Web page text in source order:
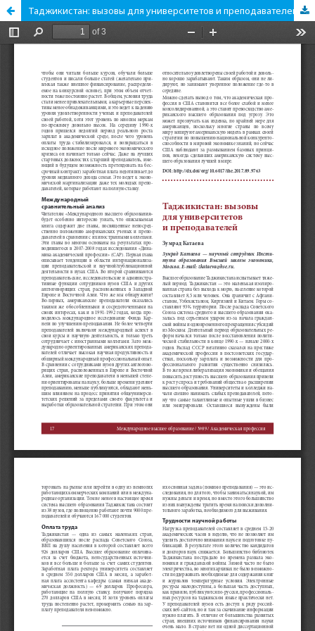
Таджикистан: вызовы для университетов и преподавателей